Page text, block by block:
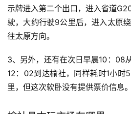
示牌进入第二个出口，进入省道
驶，大约行驶9公里后，进入太原
往太原方向。
3、另外，还有在次日早晨10：08
12：02到达榆社，同样耗时1小时
里，但这次软卧没有提供票价信息。